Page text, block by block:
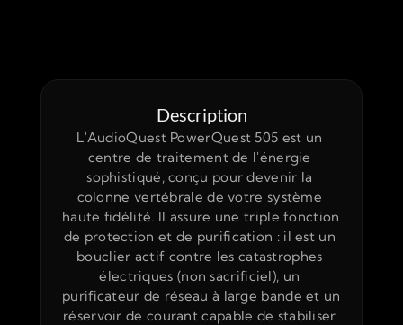
Description
L'AudioQuest PowerQuest 505 est un
centre de traitement de l'énergie
sophistiqué, conçu pour devenir la
colonne vertébrale de votre système
haute fidélité. Il assure une triple fonction
de protection et de purification : il est un
bouclier actif contre les catastrophes
électriques (non sacrificiel), un
purificateur de réseau à large bande et un
réservoir de courant capable de stabiliser